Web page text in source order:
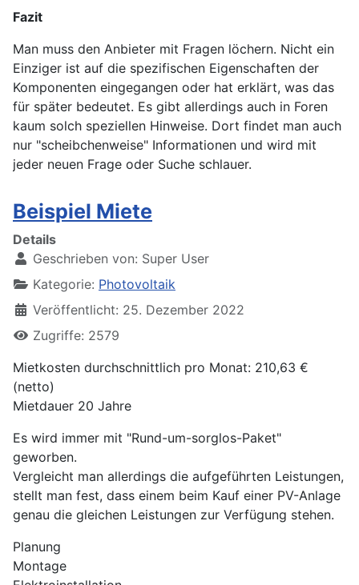
Fazit
Man muss den Anbieter mit Fragen löchern. Nicht ein
Einziger ist auf die spezifischen Eigenschaften der
Komponenten eingegangen oder hat erklärt, was das
für später bedeutet. Es gibt allerdings auch in Foren
kaum solch speziellen Hinweise. Dort findet man auch
nur "scheibchenweise" Informationen und wird mit
jeder neuen Frage oder Suche schlauer.
Beispiel Miete
Details
Geschrieben von: Super User
Kategorie: Photovoltaik
Veröffentlicht: 25. Dezember 2022
Zugriffe: 2579
Mietkosten durchschnittlich pro Monat: 210,63 €
(netto)
Mietdauer 20 Jahre
Es wird immer mit "Rund-um-sorglos-Paket"
geworben.
Vergleicht man allerdings die aufgeführten Leistungen,
stellt man fest, dass einem beim Kauf einer PV-Anlage
genau die gleichen Leistungen zur Verfügung stehen.
Planung
Montage